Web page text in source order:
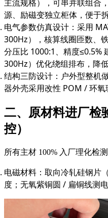
主流规格），可串并联组合
源、励磁变独立柜体，便于拆
电气参数仿真设计：采用
300Hz），核算线圈匝数、
分压比 1000:1、精度≤0.5%
300Hz）优化绕组排布，降低
结构三防设计：户外型整机
器外壳采用改性 POM / 环氧
二、原材料进厂检
控）
所有主材 100% 入厂理化检
电磁材料：取向冷轧硅钢片
度；无氧紫铜圆 / 扁铜线测